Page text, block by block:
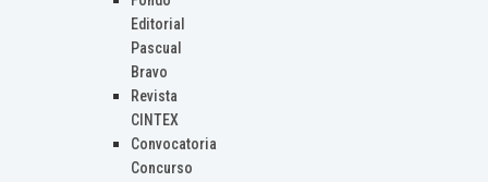
Editorial
Pascual
Bravo
Revista
CINTEX
Convocatoria
Concurso